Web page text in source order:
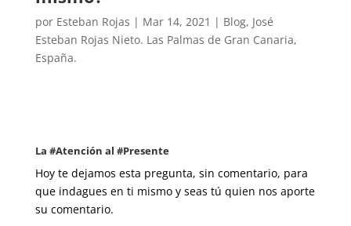
por Esteban Rojas | Mar 14, 2021 | Blog, José
Esteban Rojas Nieto. Las Palmas de Gran Canaria,
España.
La #Atención al #Presente
Hoy te dejamos esta pregunta, sin comentario, para
que indagues en ti mismo y seas tú quien nos aporte
su comentario.